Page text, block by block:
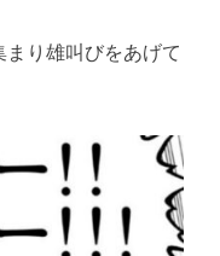
り雄叫びをあげて